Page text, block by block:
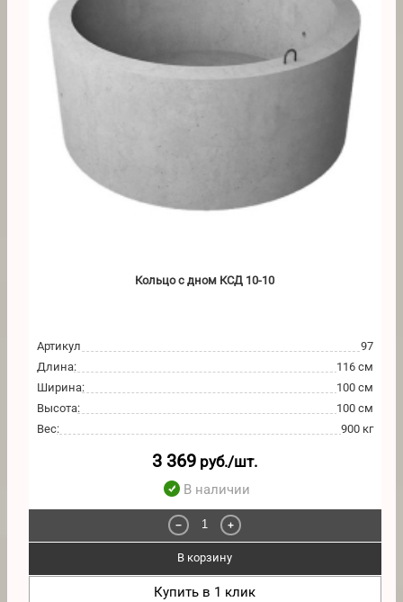
Кольцо с дном КСД 10-10
Артикул
97
Длина:
116 см
Ширина:
100 см
Высота:
100 см
Вес: 900 кг
3 369 руб./шт.
В наличии
− +
В корзину
Купить в 1 клик